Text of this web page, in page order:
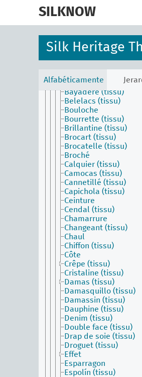
SILKNOW
Silk Heritage
Alfabéticamente
Albéroni (tissu)
Appellation usuelle
Apprêt du tissu
Atractiva (tissu)
Batiste (tissu)
Bayadère (tissu)
Belelacs (tissu)
Bouloche
Bourrette (tissu)
Brillantine (tissu)
Brocart (tissu)
Brocatelle (tissu)
Broché
Calquier (tissu)
Camocas (tissu)
Cannetillé (tissu)
Capichola (tissu)
Ceinture
Cendal (tissu)
Chamarrure
Changeant (tissu)
Chaul
Chiffon (tissu)
Côte
Crêpe (tissu)
Cristaline (tissu)
Damas (tissu)
Damasquillo (tissu)
Damassin (tissu)
Dauphine (tissu)
Denim (tissu)
Double face (tissu)
Drap de soie (tissu)
Droguet (tissu)
Effet
Esparragon
Espolín (tissu)